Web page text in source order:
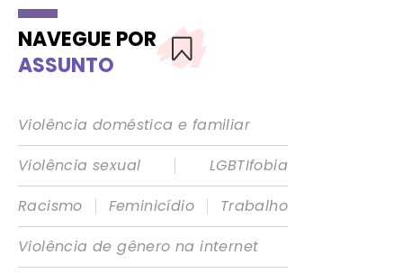
NAVEGUE POR
ASSUNTO
Violência doméstica e familiar
Violência sexual
|
LGBTIfobia
Racismo
| Feminicídio |
Trabalho
Violência de gênero na internet